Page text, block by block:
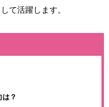
て活躍します。
？